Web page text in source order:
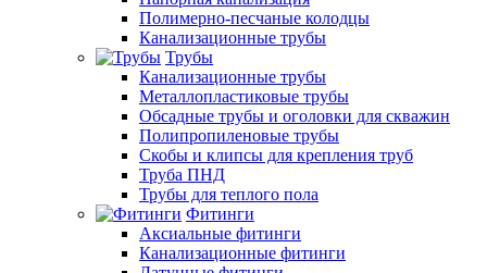
Полимерно-песчаные колодцы
Канализационные трубы
Трубы
Канализационные трубы
Металлопластиковые трубы
Обсадные трубы и оголовки для скважин
Полипропиленовые трубы
Скобы и клипсы для крепления труб
Труба ПНД
Трубы для теплого пола
Фитинги
Аксиальные фитинги
Канализационные фитинги